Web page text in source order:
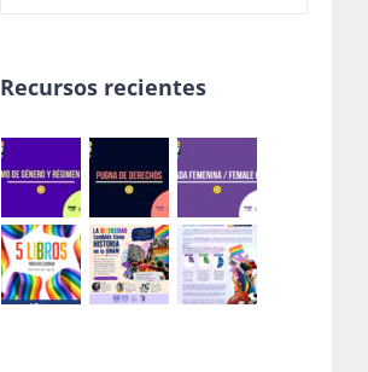
Recursos recientes